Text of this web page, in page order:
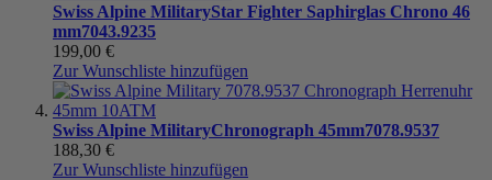
Swiss Alpine MilitaryStar Fighter Saphirglas Chrono 46
mm7043.9235
199,00 €
Zur Wunschliste hinzufügen
Swiss Alpine MilitaryChronograph 45mm7078.9537
188,30 €
Zur Wunschliste hinzufügen